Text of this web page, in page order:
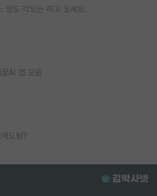
정도 각오는 하고 오세요.
AI 앱 모음
도됨?